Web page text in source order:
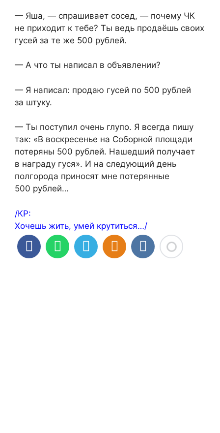
— Яша, — спрашивает сосед, — почему ЧК
не приходит к тебе? Ты ведь продаёшь своих
гусей за те же 500 рублей.
— А что ты написал в объявлении?
— Я написал: продаю гусей по 500 рублей
за штуку.
— Ты поступил очень глупо. Я всегда пишу
так: «В воскресенье на Соборной площади
потеряны 500 рублей. Нашедший получает
в награду гуся». И на следующий день
полгорода приносят мне потерянные
500 рублей…
/КР:
Хочешь жить, умей крутиться…/